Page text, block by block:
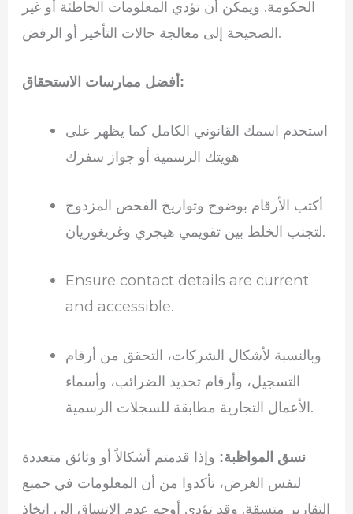
الحكومة. ويمكن أن تؤدي المعلومات الخاطئة أو غير
الصحيحة إلى معالجة حالات التأخير أو الرفض.
أفضل ممارسات الاستحقاق:
استخدم اسمك القانوني الكامل كما يظهر على
هويتك الرسمية أو جواز سفرك
أكتب الأرقام بوضوح وتواريخ الفحص المزدوج
لتجنب الخلط بين تقويمي هيجري وغريغوريان.
Ensure contact details are current
and accessible.
وبالنسبة لأشكال الشركات، التحقق من أرقام
التسجيل، وأرقام تحديد الضرائب، وأسماء
الأعمال التجارية مطابقة للسجلات الرسمية.
نسق المواظبة: وإذا قدمتم أشكالاً أو وثائق متعددة
لنفس الغرض، تأكدوا من أن المعلومات في جميع
التقارير متسقة. وقد تؤدي أوجه عدم الاتساق إلى اتخاذ